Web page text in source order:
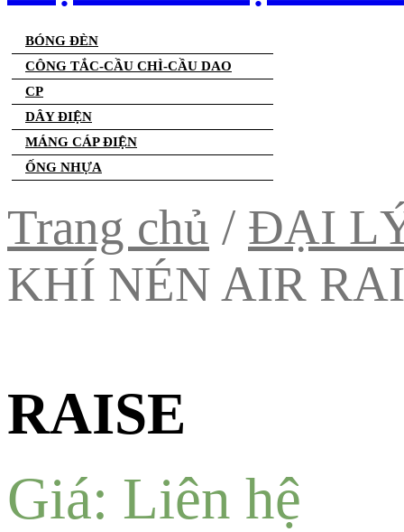
BÓNG ĐÈN
CÔNG TẮC-CẦU CHÌ-CẦU DAO
CP
DÂY ĐIỆN
MÁNG CÁP ĐIỆN
ỐNG NHỰA
Trang chủ / ĐẠI
KHÍ NÉN AIR
RAISE
Giá: Liên hệ